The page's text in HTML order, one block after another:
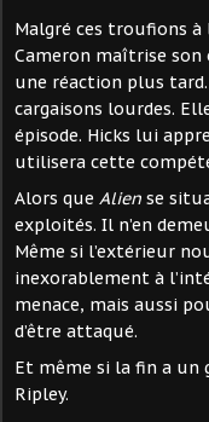
Malgré ces troufions
Cameron maîtrise
une réaction plus
cargaisons lourdes.
épisode. Hicks lui
utilisera cette
Alors que Alien se
exploités. Il n’en
Même si l’extérieur
inexorablement à
menace, mais aussi
d’être attaqué.
Et même si la fin a un
Ripley.